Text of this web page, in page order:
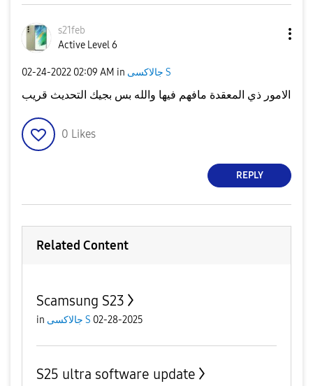
s21feb
Active Level 6
‎02-24-2022 02:09 AM in جالاكسى S
الامور ذي المعقدة مافهم فيها والله بس بجيك التحديث قريب
0 Likes
REPLY
Related Content
Scamsung S23
in جالاكسى S 02-28-2025
S25 ultra software update